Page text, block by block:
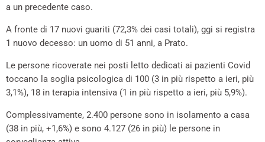
a un precedente caso.
A fronte di 17 nuovi guariti (72,3% dei casi totali), ggi si registra
1 nuovo decesso: un uomo di 51 anni, a Prato.
Le persone ricoverate nei posti letto dedicati ai pazienti Covid
toccano la soglia psicologica di 100 (3 in più rispetto a ieri, più
3,1%), 18 in terapia intensiva (1 in più rispetto a ieri, più 5,9%).
Complessivamente, 2.400 persone sono in isolamento a casa
(38 in più, +1,6%) e sono 4.127 (26 in più) le persone in